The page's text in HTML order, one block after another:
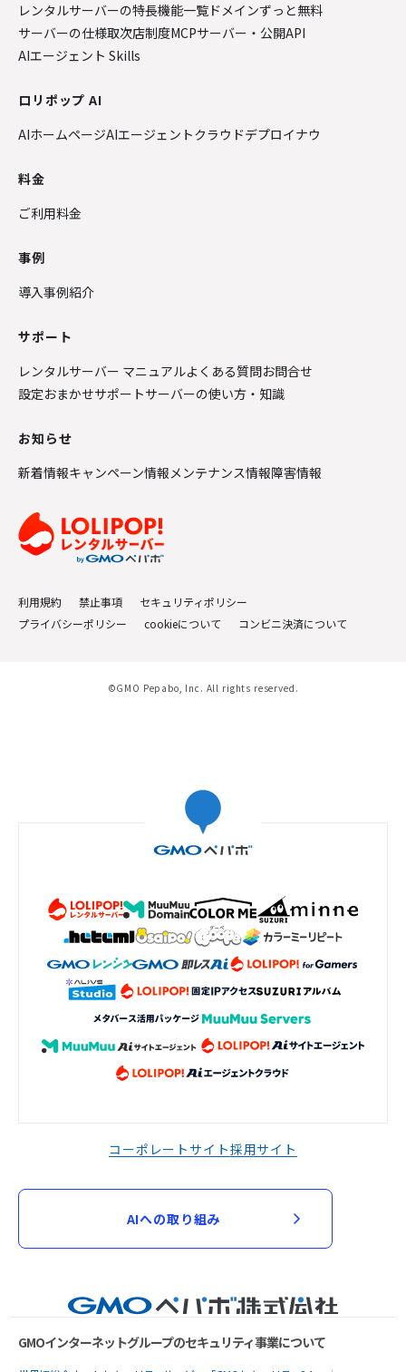
レンタルサーバーの特長機能一覧 ドメインずっと無料
サーバーの仕様取次店制度MCPサーバー・公開API
AIエージェント Skills
ロリポップ AI
AIホームページAIエージェントクラウドデプロイナウ
料金
ご利用料金
事例
導入事例紹介
サポート
レンタルサーバー マニュアルよくある質問お問合せ
設定おまかせサポートサーバーの使い方・知識
お知らせ
新着情報キャンペーン情報メンテナンス情報障害情報
利用規約 禁止事項
セキュリティポリシー
プライバシーポリシー
cookieについて コンビニ決済について
©GMO Pepabo, Inc. All rights reserved.
コーポレートサイト採用サイト
AIへの取り組み
GMOインターネットグループのセキュリティ事業について